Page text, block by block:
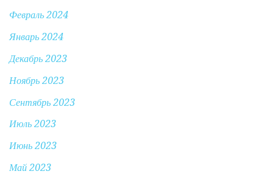
Февраль 2024
Январь 2024
Декабрь 2023
Ноябрь 2023
Сентябрь 2023
Июль 2023
Июнь 2023
Май 2023